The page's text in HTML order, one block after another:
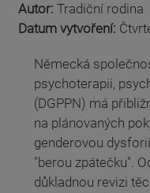
Autor: Tradiční rodina
Datum vytvoření:
Německá
psychoterapii,
(DGPPN) má
na plánovaných
genderovou
"berou zpátečku".
důkladnou revizi